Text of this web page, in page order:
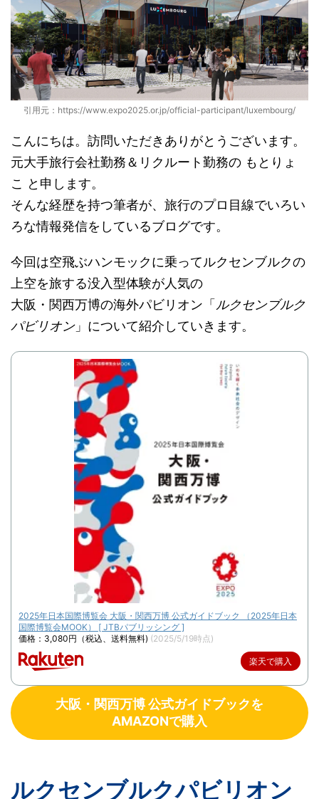
引用元：https://www.expo2025.or.jp/official-participant/luxembourg/
こんにちは。訪問いただきありがとうございます。
元大手旅行会社勤務＆リクルート勤務の もとりょ
こ と申します。
そんな経歴を持つ筆者が、旅行のプロ目線でいろい
ろな情報発信をしているブログです。
今回は空飛ぶハンモックに乗ってルクセンブルクの
上空を旅する没入型体験が人気の
大阪・関西万博の海外パビリオン「 ルクセンブルク
パビリオン」について紹介していきます。
2025年日本国際博覧会 大阪・関西万博 公式ガイドブック （2025年日本
国際博覧会MOOK） [ JTBパブリッシング ]
価格：3,080円（税込、送料無料) (2025/5/19時点)
楽天で購入
大阪・関西万博 公式ガイドブックを
AMAZONで購入
ルクセンブルクパビリオン